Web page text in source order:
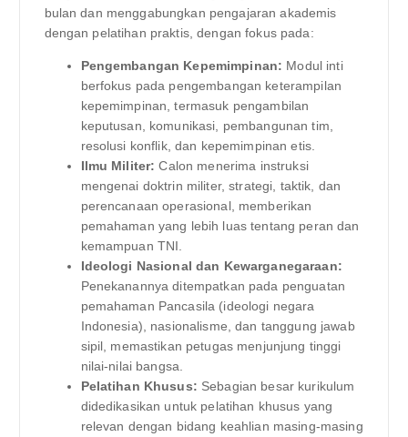
bulan dan menggabungkan pengajaran akademis
dengan pelatihan praktis, dengan fokus pada:
Pengembangan Kepemimpinan: Modul inti
berfokus pada pengembangan keterampilan
kepemimpinan, termasuk pengambilan
keputusan, komunikasi, pembangunan tim,
resolusi konflik, dan kepemimpinan etis.
Ilmu Militer: Calon menerima instruksi
mengenai doktrin militer, strategi, taktik, dan
perencanaan operasional, memberikan
pemahaman yang lebih luas tentang peran dan
kemampuan TNI.
Ideologi Nasional dan Kewarganegaraan:
Penekanannya ditempatkan pada penguatan
pemahaman Pancasila (ideologi negara
Indonesia), nasionalisme, dan tanggung jawab
sipil, memastikan petugas menjunjung tinggi
nilai-nilai bangsa.
Pelatihan Khusus: Sebagian besar kurikulum
didedikasikan untuk pelatihan khusus yang
relevan dengan bidang keahlian masing-masing